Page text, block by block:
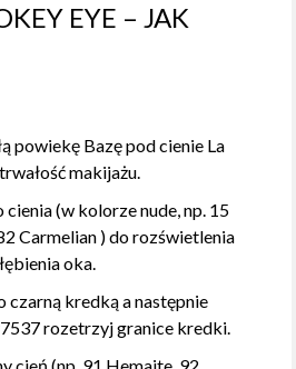
EYE – JAK
powiekę Bazę pod cienie La
makijażu.
cienia (w kolorze nude, np. 15
Carmelian ) do rozświetlenia
oka.
czarną kredką a następnie
rozetrzyj granice kredki.